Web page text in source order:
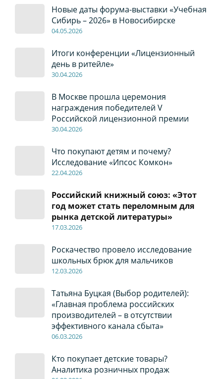
Новые даты форума-выставки «Учебная
Сибирь – 2026» в Новосибирске
04.05.2026
Итоги конференции «Лицензионный
день в ритейле»
30.04.2026
В Москве прошла церемония
награждения победителей V
Российской лицензионной премии
30.04.2026
Что покупают детям и почему?
Исследование «Ипсос Комкон»
22.04.2026
Российский книжный союз: «Этот
год может стать переломным для
рынка детской литературы»
17.03.2026
Роскачество провело исследование
школьных брюк для мальчиков
12.03.2026
Татьяна Буцкая (Выбор родителей):
«Главная проблема российских
производителей – в отсутствии
эффективного канала сбыта»
06.03.2026
Кто покупает детские товары?
Аналитика розничных продаж